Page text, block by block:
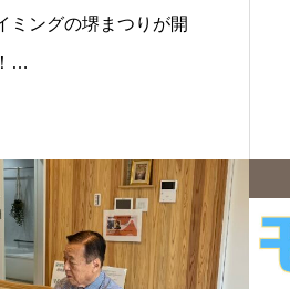
ミングの堺まつりが開
…